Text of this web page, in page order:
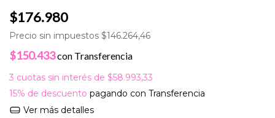
$176.980
Precio sin impuestos $146.264,46
$150.433con Transferencia
3 cuotas sin interés de $58.993,33
15% de descuento pagando con Transferencia
Ver más detalles